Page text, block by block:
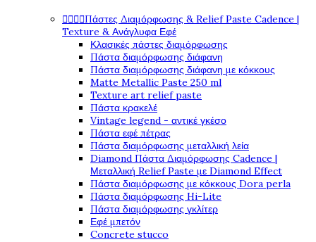
Πάστες Διαμόρφωσης & Relief Paste Cadence |
Texture & Ανάγλυφα Εφέ
Κλασικές πάστες διαμόρφωσης
Πάστα διαμόρφωσης διάφανη
Πάστα διαμόρφωσης διάφανη με κόκκους
Matte Metallic Paste 250 ml
Texture art relief paste
Πάστα κρακελέ
Vintage legend - αντικέ γκέσο
Πάστα εφέ πέτρας
Πάστα διαμόρφωσης μεταλλική λεία
Diamond Πάστα Διαμόρφωσης Cadence |
Μεταλλική Relief Paste με Diamond Effect
Πάστα διαμόρφωσης με κόκκους Dora perla
Πάστα διαμόρφωσης Hi-Lite
Πάστα διαμόρφωσης γκλίτερ
Εφέ μπετόν
Concrete stucco